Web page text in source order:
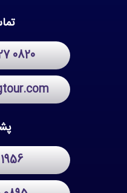
0820